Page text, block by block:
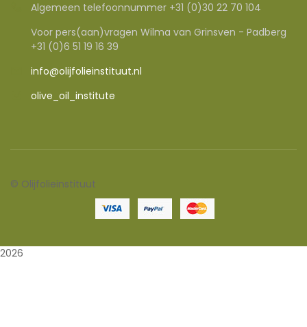
Algemeen telefoonnummer +31 (0)30 22 70 104
Voor pers(aan)vragen Wilma van Grinsven - Padberg
+31 (0)6 51 19 16 39
info@olijfolieinstituut.nl
olive_oil_institute
© Olijfolieinstituut
2026